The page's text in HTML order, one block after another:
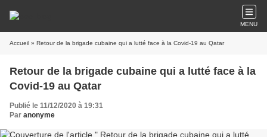
MENU
Accueil » Retour de la brigade cubaine qui a lutté face à la Covid-19 au Qatar
Retour de la brigade cubaine qui a lutté face à la
Covid-19 au Qatar
Publié le 11/12/2020 à 19:31
Par anonyme